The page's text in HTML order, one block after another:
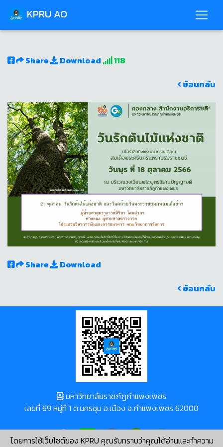
KPRU AO
Share Download
118
ย้อนกลับ
Share
Download
ย้อนกลับ
โดยการใช้เว็บไซต์ของ KPRU คุณรับทราบว่าคุณได้อ่านและทำความ
มหาวิทยาลัยราชภัฏกำแพงเพชร
เลขที่ 69 หมู่ที่ 1 ต.นครชุม อ.เมือง จ.กำแพงเพชร 62000